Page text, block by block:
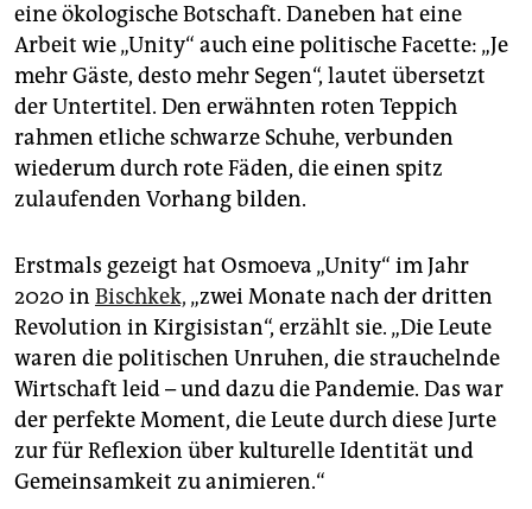
eine ökologische Botschaft. Daneben hat eine
Arbeit wie „Unity“ auch eine politische Facette: „Je
mehr Gäste, desto mehr Segen“, lautet übersetzt
der Untertitel. Den erwähnten roten Teppich
rahmen etliche schwarze Schuhe, verbunden
wiederum durch rote Fäden, die einen spitz
zulaufenden Vorhang bilden.
Erstmals gezeigt hat Osmoeva „Unity“ im Jahr
2020 in Bischkek, „zwei Monate nach der dritten
Revolution in Kirgisistan“, erzählt sie. „Die Leute
waren die politischen Unruhen, die strauchelnde
Wirtschaft leid – und dazu die Pandemie. Das war
der perfekte Moment, die Leute durch diese Jurte
zur für Reflexion über kulturelle Identität und
Gemeinsamkeit zu animieren.“